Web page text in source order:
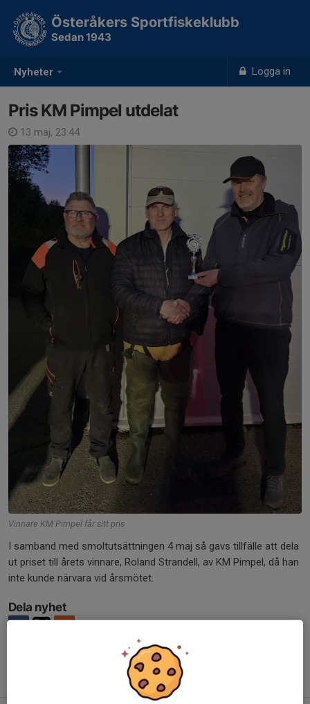
Nyheter Logga in
Österåkers Sportfiskeklubb
Sedan 1943
Pris KM Pimpel utdelat
13 maj, 23:44
Vinnare KM Pimpel får sitt pris
I samband med smoltutsättningen 4 maj så gavs tillfälle att dela
ut priset till årets vinnare, Roland Strandell, av KM Pimpel, då han
inte kunde närvara vid årsmötet.
Dela nyhet